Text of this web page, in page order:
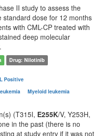
II study to assess the
standard dose for 12 months
with CML-CP treated with
deep molecular
Drug: Nilotinib
Positive
Myeloid leukemia
(T315I, E255K/V, Y253H,
in the past (there is no
at study entry if it was not